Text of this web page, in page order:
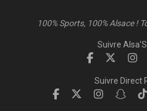
100% Sports, 100% Alsace !
Suivre
Suivre Direct